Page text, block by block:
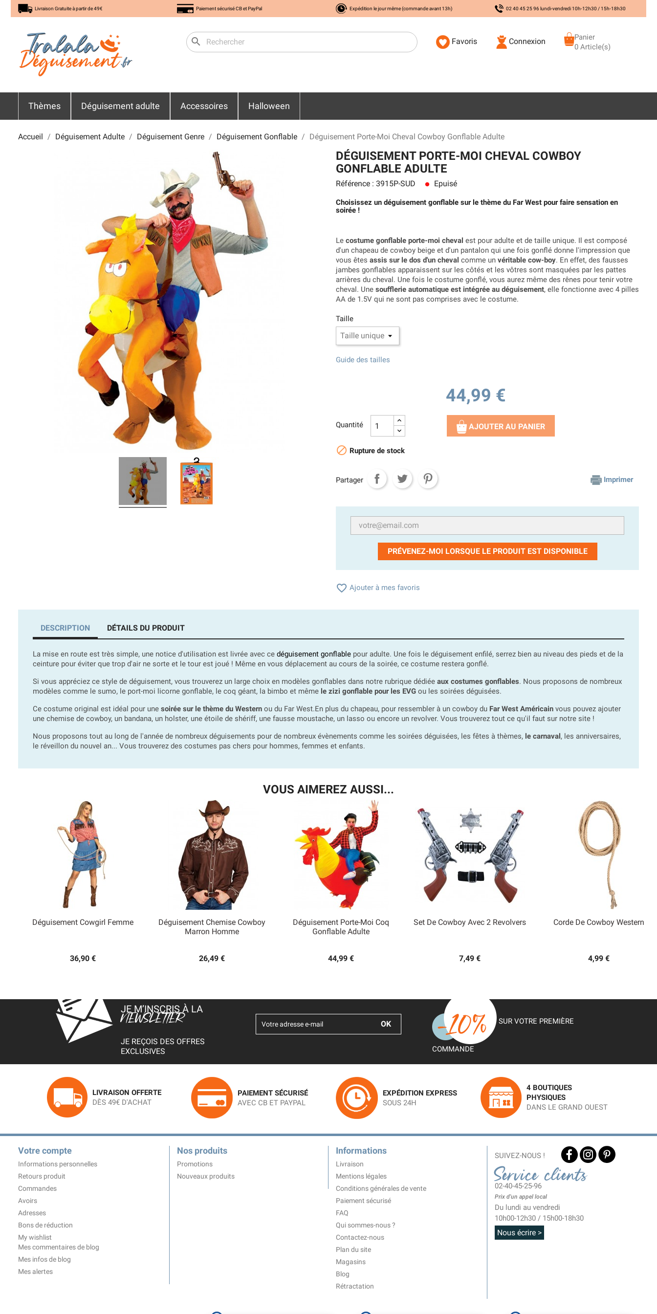
Livraison Gratuite à partir de 49€ Paiement sécurisé CB et PayPal Expédition le jour même (commande avant 13h) 02 40 45 25 96 lundi-vendredi 10h-12h30 / 15h-18h30
search Favoris Connexion
Panier
0 Article(s)
Thèmes Déguisement adulte Accessoires Halloween
Accueil Déguisement Adulte Déguisement Genre Déguisement Gonflable Déguisement Porte-Moi Cheval Cowboy Gonflable Adulte
DÉGUISEMENT PORTE-MOI CHEVAL COWBOY
GONFLABLE ADULTE
Référence : 3915P-SUD lens Epuisé
Choisissez un déguisement gonflable sur le thème du Far West pour faire sensation en
soirée !
Le costume gonflable porte-moi cheval est pour adulte et de taille unique. Il est composé
d'un chapeau de cowboy beige et d'un pantalon qui une fois gonflé donne l'impression que
vous êtes assis sur le dos d'un cheval comme un véritable cow-boy. En effet, des fausses
jambes gonflables apparaissent sur les côtés et les vôtres sont masquées par les pattes
arrières du cheval. Une fois le costume gonflé, vous aurez même des rênes pour tenir votre
cheval. Une soufflerie automatique est intégrée au déguisement, elle fonctionne avec 4 pilles
AA de 1.5V qui ne sont pas comprises avec le costume.
Taille
Guide des tailles
44,99 €
Quantité AJOUTER AU PANIER
 Rupture de stock
Partager Imprimer
PRÉVENEZ-MOI LORSQUE LE PRODUIT EST DISPONIBLE
 Ajouter à mes favoris
DESCRIPTION DÉTAILS DU PRODUIT
La mise en route est très simple, une notice d'utilisation est livrée avec ce déguisement gonflable pour adulte. Une fois le déguisement enfilé, serrez bien au niveau des pieds et de la
ceinture pour éviter que trop d'air ne sorte et le tour est joué ! Même en vous déplacement au cours de la soirée, ce costume restera gonflé.
Si vous appréciez ce style de déguisement, vous trouverez un large choix en modèles gonflables dans notre rubrique dédiée aux costumes gonflables. Nous proposons de nombreux
modèles comme le sumo, le port-moi licorne gonflable, le coq géant, la bimbo et même le zizi gonflable pour les EVG ou les soirées déguisées.
Ce costume original est idéal pour une soirée sur le thème du Western ou du Far West.En plus du chapeau, pour ressembler à un cowboy du Far West Américain vous pouvez ajouter
une chemise de cowboy, un bandana, un holster, une étoile de shériff, une fausse moustache, un lasso ou encore un revolver. Vous trouverez tout ce qu'il faut sur notre site !
Nous proposons tout au long de l'année de nombreux déguisements pour de nombreux évènements comme les soirées déguisées, les fêtes à thèmes, le carnaval , les anniversaires,
le réveillon du nouvel an... Vous trouverez des costumes pas chers pour hommes, femmes et enfants.
VOUS AIMEREZ AUSSI...
Déguisement Cowgirl Femme
36,90 €
Déguisement Chemise Cowboy
Marron Homme
26,49 €
Aperçu rapide
Déguisement Porte-Moi Coq
Gonflable Adulte
44,99 €
Aperçu rapide
Set De Cowboy Avec 2 Revolvers
7,49 €
Corde De Cowboy Western
4,99 €
JE M’INSCRIS À LA
NEWSLETTER
JE REÇOIS DES OFFRES
EXCLUSIVES
SUR VOTRE PREMIÈRE
COMMANDE
LIVRAISON OFFERTE
DÈS 49€ D'ACHAT
PAIEMENT SÉCURISÉ
AVEC CB ET PAYPAL
EXPÉDITION EXPRESS
SOUS 24H
4 BOUTIQUES
PHYSIQUES
DANS LE GRAND OUEST
Votre compte
Informations personnelles
Retours produit
Commandes
Avoirs
Adresses
Bons de réduction
My wishlist
Mes commentaires de blog
Mes infos de blog
Mes alertes
Nos produits
Promotions
Nouveaux produits
Informations
Livraison
Mentions légales
Conditions générales de vente
Paiement sécurisé
FAQ
Qui sommes-nous ?
Contactez-nous
Plan du site
Magasins
Blog
Rétractation
SUIVEZ-NOUS !
Service clients
02-40-45-25-96
Prix d'un appel local
Du lundi au vendredi
10h00-12h30 / 15h00-18h30
Nous écrire >